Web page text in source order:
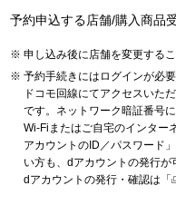
予約申込する店舗/購入商品
申し込み後に店舗を変更するこ
予約手続きにはログインが必要
ドコモ回線にてアクセスいた
です。ネットワーク暗証番号
Wi-Fiまたはご自宅のインター
アカウントのID／パスワード
い方も、dアカウントの発行が
dアカウントの発行・確認は「